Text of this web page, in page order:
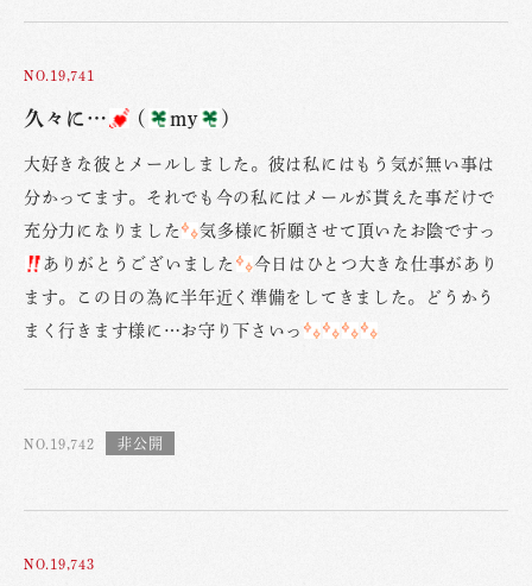
NO.19,741
久々に… ( my )
大好きな彼とメールしました。彼は私にはもう気が無い事は
分かってます。それでも今の私にはメールが貰えた事だけで
充分力になりました
気多様に祈願させて頂いたお陰ですっ
ありがとうございました
今日はひとつ大きな仕事があり
ます。この日の為に半年近く準備をしてきました。どうかう
まく行きます様に…お守り下さいっ
NO.19,742
NO.19,743